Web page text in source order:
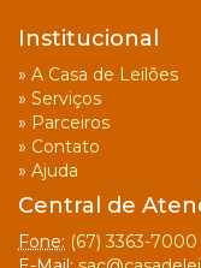
Institucional
» A Casa de Leilões
» Serviços
» Parceiros
» Contato
» Ajuda
Central de
Fone: (67) 3363-7000